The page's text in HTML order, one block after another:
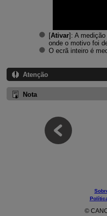
[Ativar]: A
onde o motivo foi
O ecrã inteiro é
Atenção
Nota
©